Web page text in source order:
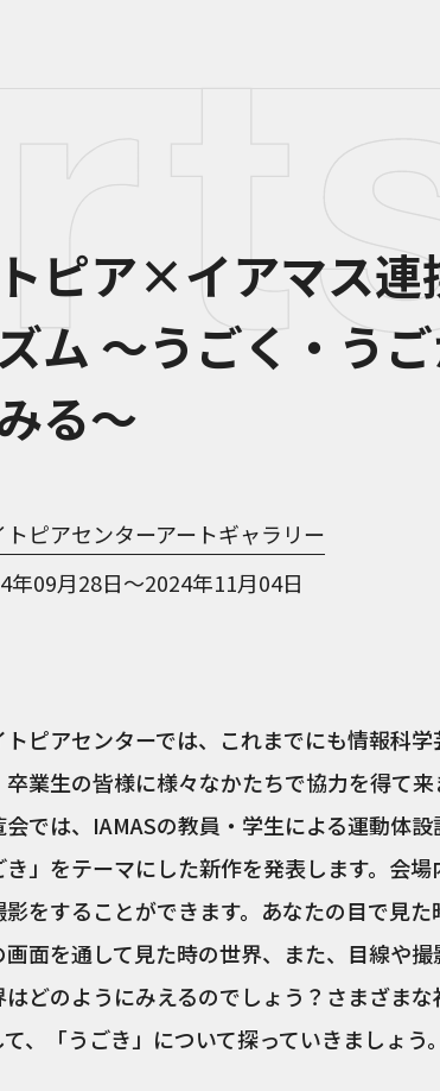
ピア×イアマス
ム ～うごく・う
る～
ピアセンターアートギャラリー
年09月28日～2024年11月04日
トピアセンターでは、これまでにも情報科
業生の皆様に様々なかたちで協力を得て来
では、IAMASの教員・学生による運動体
き」をテーマにした新作を発表します。会
をすることができます。あなたの目で見
画面を通して見た時の世界、また、目線や
はどのようにみえるのでしょう？さまざま
、「うごき」について探っていきましょう。